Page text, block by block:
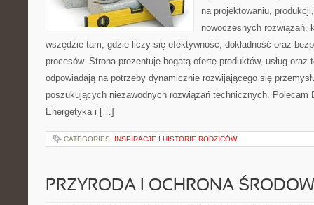
na projektowaniu,
nowoczesnych rozwiązań,
wszędzie tam, gdzie liczy się efektywność, dokładność oraz
procesów. Strona prezentuje bogatą ofertę produktów, usług oraz
odpowiadają na potrzeby dynamicznie rozwijającego się
poszukujących niezawodnych rozwiązań technicznych. Polecam
Energetyka i […]
CATEGORIES: INSPIRACJE I HISTORIE RODZICÓW
PRZYRODA I OCHRONA